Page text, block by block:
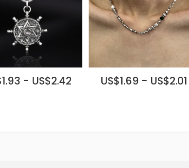
US$1.69 - US$2.01
- US$2.42